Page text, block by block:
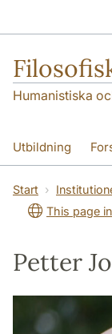
Humanistiska
Utbildning
Personal
Start
This page
Petter